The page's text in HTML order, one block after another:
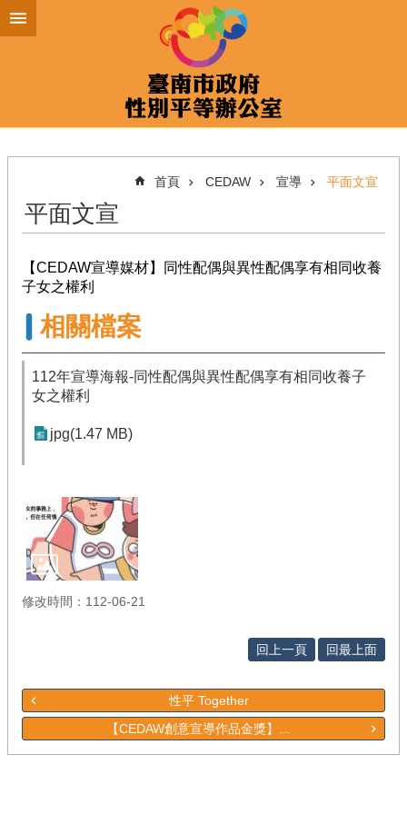
跳到主要內容區塊
首頁 CEDAW 宣導 平面文宣
平面文宣
【CEDAW宣導媒材】同性配偶與異性配偶享有相同收養
子女之權利
相關檔案
112年宣導海報-同性配偶與異性配偶享有相同收養子
女之權利
jpg(1.47 MB)
修改時間：112-06-21
回上一頁 回最上面
性平 Together
【CEDAW創意宣導作品金獎】...